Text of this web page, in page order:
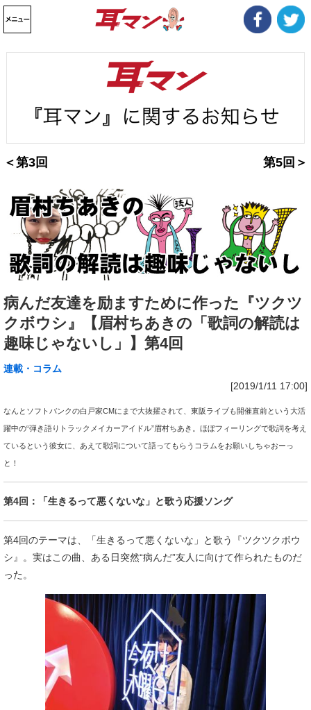
＜第3回 第5回＞
病んだ友達を励ますために作った『ツクツ
クボウシ』【眉村ちあきの「歌詞の解読は
趣味じゃないし」】第4回
連載・コラム
[2019/1/11 17:00]
なんとソフトバンクの白戸家CMにまで大抜擢されて、東阪ライブも開催直前という大活
躍中の“弾き語りトラックメイカーアイドル”眉村ちあき。ほぼフィーリングで歌詞を考え
ているという彼女に、あえて歌詞について語ってもらうコラムをお願いしちゃおーっ
と！
第4回：「生きるって悪くないな」と歌う応援ソング
第4回のテーマは、「生きるって悪くないな」と歌う『ツクツクボウ
シ』。実はこの曲、ある日突然“病んだ”友人に向けて作られたものだ
った。